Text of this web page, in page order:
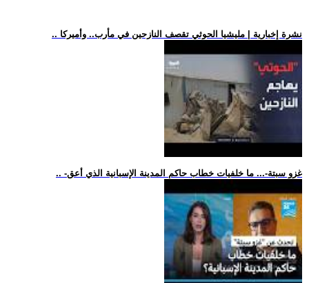
.. نشرة إخبارية | مليشيا الحوثي تقصف النازحين في مأرب.. وأميركا
.. -غزو سبتة-... ما خلفيات خطاب حاكم المدينة الإسبانية الذي أعق